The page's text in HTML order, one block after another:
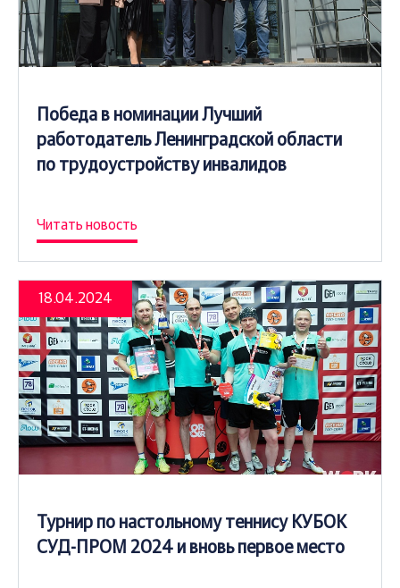
Победа в номинации Лучший
работодатель Ленинградской области
по трудоустройству инвалидов
Читать новость
18.04.2024
Турнир по настольному теннису КУБОК
СУД-ПРОМ 2024 и вновь первое место